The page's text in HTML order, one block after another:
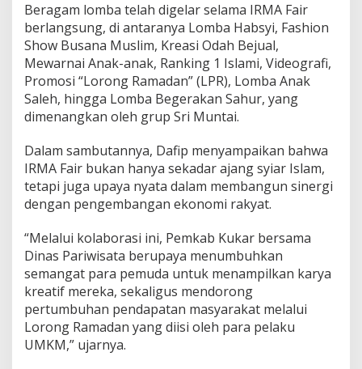
Beragam lomba telah digelar selama IRMA Fair
berlangsung, di antaranya Lomba Habsyi, Fashion
Show Busana Muslim, Kreasi Odah Bejual,
Mewarnai Anak-anak, Ranking 1 Islami, Videografi,
Promosi “Lorong Ramadan” (LPR), Lomba Anak
Saleh, hingga Lomba Begerakan Sahur, yang
dimenangkan oleh grup Sri Muntai.
Dalam sambutannya, Dafip menyampaikan bahwa
IRMA Fair bukan hanya sekadar ajang syiar Islam,
tetapi juga upaya nyata dalam membangun sinergi
dengan pengembangan ekonomi rakyat.
“Melalui kolaborasi ini, Pemkab Kukar bersama
Dinas Pariwisata berupaya menumbuhkan
semangat para pemuda untuk menampilkan karya
kreatif mereka, sekaligus mendorong
pertumbuhan pendapatan masyarakat melalui
Lorong Ramadan yang diisi oleh para pelaku
UMKM,” ujarnya.